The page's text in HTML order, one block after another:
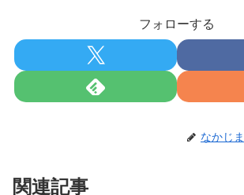
フォローする
なかじ
関連記事